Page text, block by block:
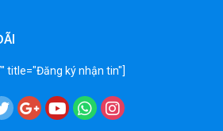
₫
₫
₫
title="Đăng ký nhận tin"]